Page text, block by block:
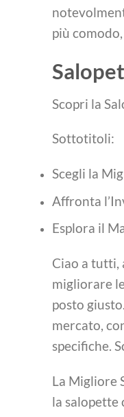
più
Scopri la
Sottotitoli:
Scegli la
Affronta
Esplora il
Ciao a tutti,
migliorare
posto
mercato,
specifiche.
La Migliore
la salopette